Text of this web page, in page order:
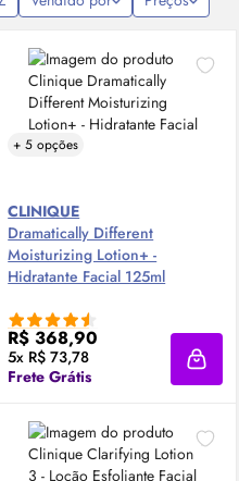
à sacola
+ 5 opções
CLINIQUE
Dramatically Different
Moisturizing Lotion+ -
Hidratante Facial 125ml
R$ 368,90
5x R$ 73,78
Frete Grátis